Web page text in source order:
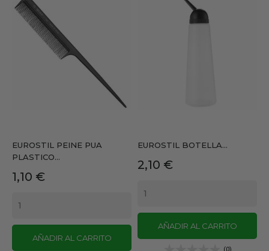
EUROSTIL PEINE PUA
PLASTICO...
Precio
1,10 €
AÑADIR AL CARRITO
EUROSTIL BOTELLA...
Precio
2,10 €
AÑADIR AL CARRITO
(0)